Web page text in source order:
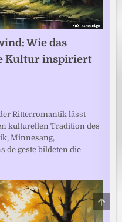
Wie das
Kultur inspiriert
Ritterromantik lässt
kulturellen Tradition des
Minnesang,
de geste bildeten die
TO